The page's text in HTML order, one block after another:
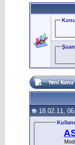
18.02.11,